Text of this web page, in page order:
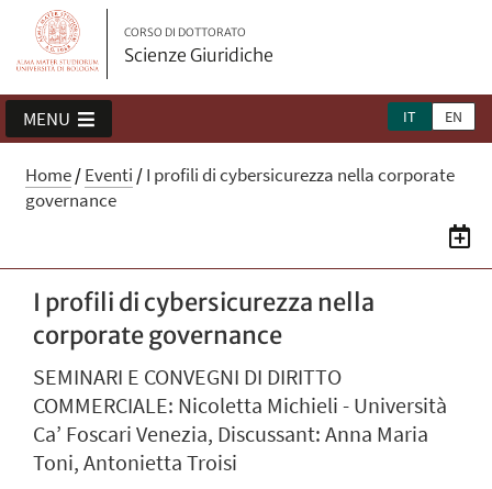
CORSO DI DOTTORATO
Scienze Giuridiche
IT EN
MENU
Home/Eventi /I profili di cybersicurezza nella corporate
governance
I profili di cybersicurezza nella
corporate governance
SEMINARI E CONVEGNI DI DIRITTO
COMMERCIALE: Nicoletta Michieli - Università
Ca’ Foscari Venezia, Discussant: Anna Maria
Toni, Antonietta Troisi